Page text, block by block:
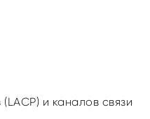
и каналов связи